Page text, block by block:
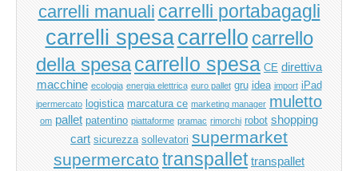
carrelli manuali carrelli portabagagli
carrelli spesacarrello carrello
della spesacarrello spesa CE direttiva
macchine ecologia energia elettrica euro pallet gru idea import iPad
ipermercato logistica marcatura ce marketing manager muletto
om pallet patentino piattaforme pramac rimorchi robot shopping
cart sicurezza sollevatori supermarket
supermercato transpallet transpallet